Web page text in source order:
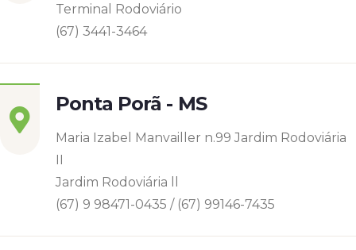
Terminal Rodoviário
(67) 3441-3464
Ponta Porã - MS
Maria Izabel Manvailler n.99 Jardim Rodoviária
II
Jardim Rodoviária ll
(67) 9 98471-0435 / (67) 99146-7435